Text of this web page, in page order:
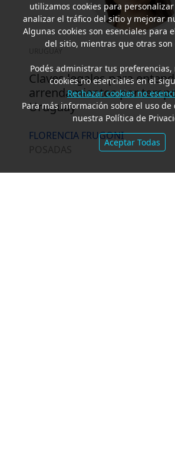
Claves legales para
arrendamientos por
Uruguay
FLORENCIA FRUGONI
utilizamos cookies para
analizar el tráfico del sitio y mejorar
Algunas cookies son esenciales para
del sitio, mientras que otras son
Podés administrar tus preferencias,
cookies no esenciales en el
Rechazar cookies no
Para más información sobre el uso de
nuestra Política de
Aceptar Todas